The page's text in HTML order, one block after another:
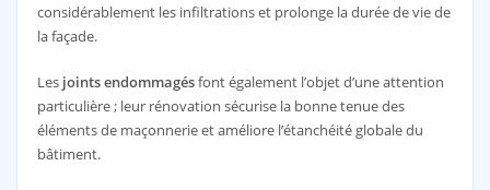
considérablement les infiltrations et prolonge la durée de vie de
la façade.
Les joints endommagésfont également l’objet d’une attention
particulière ; leur rénovation sécurise la bonne tenue des
éléments de maçonnerie et améliore l’étanchéité globale du
bâtiment.